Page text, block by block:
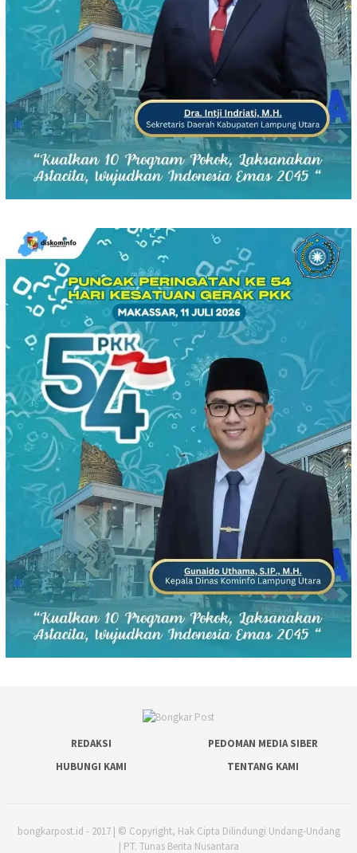
REDAKSI
PEDOMAN MEDIA SIBER
HUBUNGI KAMI
TENTANG KAMI
bongkarpost.id - 2017 | © Copyright, Hak Cipta Dilindungi Undang-Undang
| PT. Tunas Berita Nusantara